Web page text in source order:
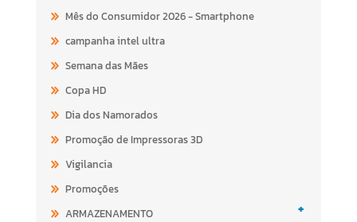
Mês do Consumidor 2026 - Smartphone
campanha intel ultra
Semana das Mães
Copa HD
Dia dos Namorados
Promoção de Impressoras 3D
Vigilancia
Promoções
ARMAZENAMENTO
+